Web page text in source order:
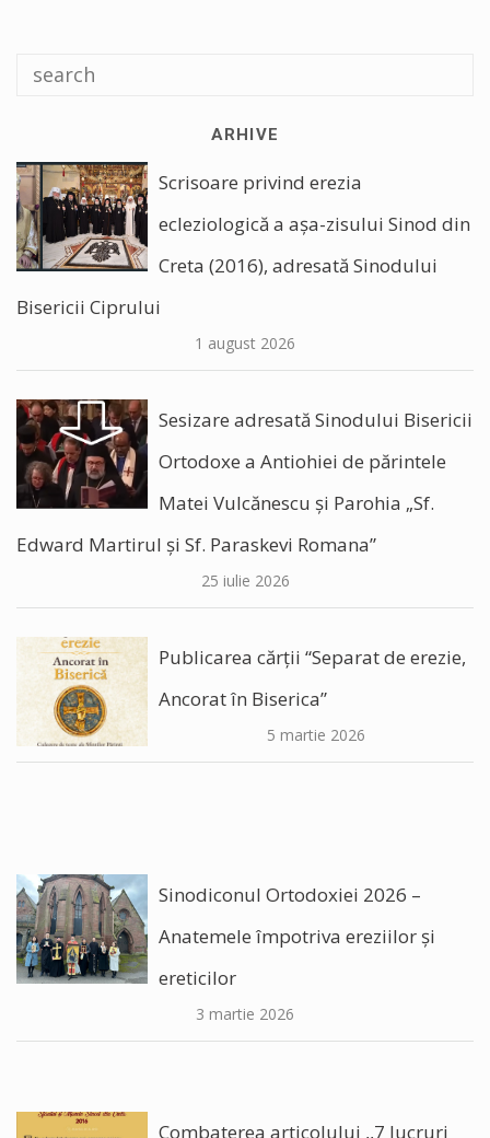
ARHIVE
Scrisoare privind erezia
ecleziologică a așa-zisului Sinod din
Creta (2016), adresată Sinodului
Bisericii Ciprului
1 august 2026
Sesizare adresată Sinodului Bisericii
Ortodoxe a Antiohiei de părintele
Matei Vulcănescu și Parohia „Sf.
Edward Martirul și Sf. Paraskevi Romana”
25 iulie 2026
Publicarea cărții “Separat de erezie,
Ancorat în Biserica”
5 martie 2026
Sinodiconul Ortodoxiei 2026 –
Anatemele împotriva ereziilor şi
ereticilor
3 martie 2026
Combaterea articolului ,,7 lucruri